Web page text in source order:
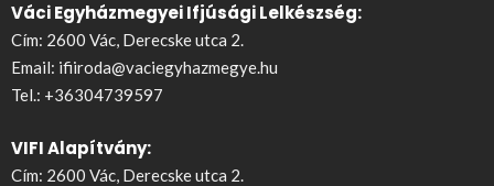
Váci Egyházmegyei Ifjúsági Lelkészség:
Cím: 2600 Vác, Derecske utca 2.
Email: ifiiroda@vaciegyhazmegye.hu
Tel.: +36304739597
VIFI Alapítvány:
Cím: 2600 Vác, Derecske utca 2.